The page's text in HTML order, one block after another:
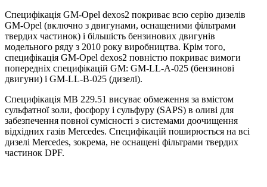
Специфікація GM-Opel dexos2 покриває всю серію дизелів
GM-Opel (включно з двигунами, оснащеними фільтрами
твердих частинок) і більшість бензинових двигунів
модельного ряду з 2010 року виробництва. Крім того,
специфікація GM-Opel dexos2 повністю покриває вимоги
попередніх специфікацій GM: GM-LL-A-025 (бензинові
двигуни) і GM-LL-B-025 (дизелі).
Специфікація MB 229.51 висуває обмеження за вмістом
сульфатної золи, фосфору і сульфуру (SAPS) в оливі для
забезпечення повної сумісності з системами доочищення
відхідних газів Mercedes. Специфікацій поширюється на всі
дизелі Mercedes, зокрема, не оснащені фільтрами твердих
частинок DPF.